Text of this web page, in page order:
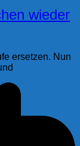
wieder
ersetzen. Nun